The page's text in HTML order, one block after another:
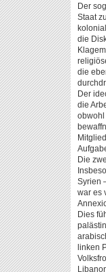
Der
Staat
die
die
Der
die
obwohl
Die
Syrien
war es
Dies
linken